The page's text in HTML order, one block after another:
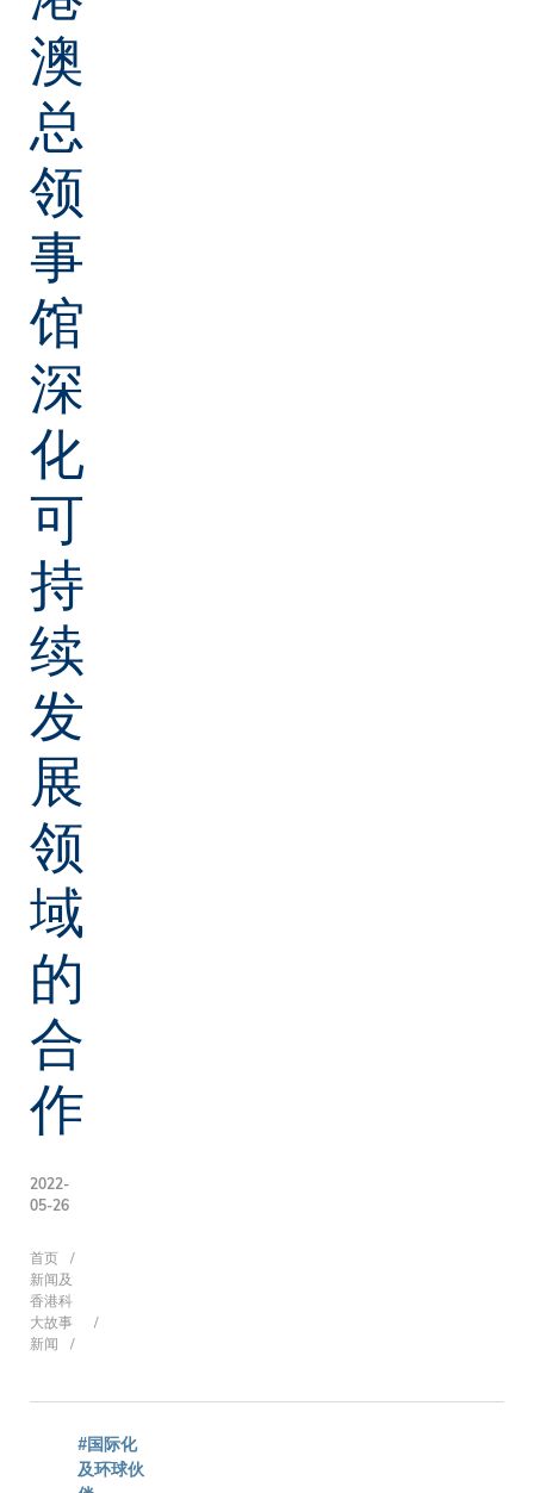
澳
总
领
事
馆
深
化
可
持
续
发
展
领
域
的
合
作
2022-
05-26
面
包
首页
新闻及
香港科
大故事
新闻
#国际化
及环球伙